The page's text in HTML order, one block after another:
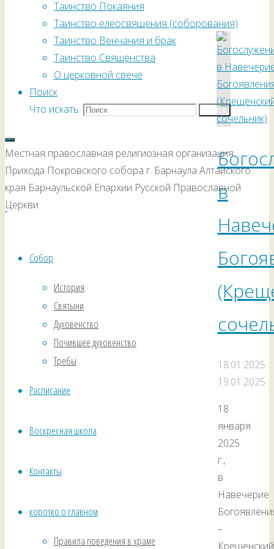
Таинство Покаяния
Таинство елеосвящения (соборования)
Таинство Венчания и брак
Таинство Священства
О церковной свече
Поиск
Что искать:
Поиск
Местная православная религиозная организация
Прихода Покровского собора г. Барнаула Алтайского
края Барнаульской Епархии Русской Православной
Церкви
Собор
История
Святыни
Духовенство
Почившее духовенство
Требы
Расписание
Воскресная школа
Контакты
коротко о главном
Правила поведения в храме
в
18.01.2025
19.01.2025
18
января
2025
г.,
в
Навечерие
–
Крещенский